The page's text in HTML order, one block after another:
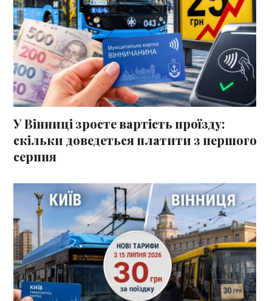
У Вінниці зросте вартість проїзду:
скільки доведеться платити з першого
серпня